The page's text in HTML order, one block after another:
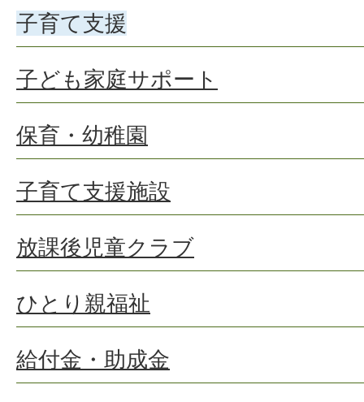
子育て支援
子ども家庭サポート
保育・幼稚園
子育て支援施設
放課後児童クラブ
ひとり親福祉
給付金・助成金